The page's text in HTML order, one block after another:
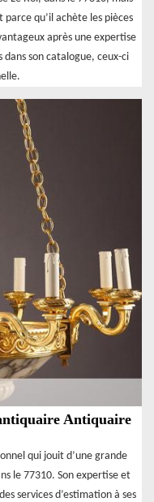
parce qu’il achète les pièces
après une expertise
son catalogue, ceux-ci
Antiquaire
qui jouit d’une grande
le 77310. Son expertise et
services d’estimation à ses